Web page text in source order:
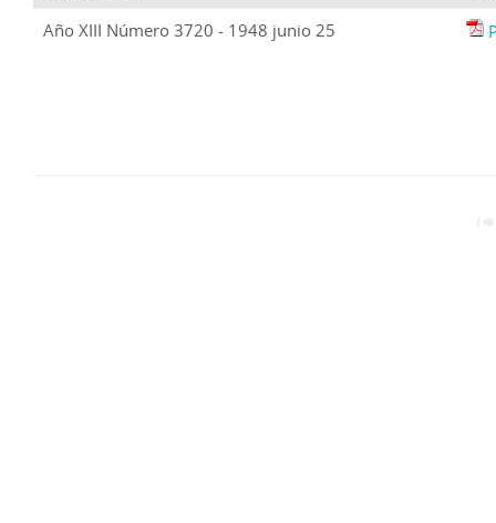
Año XIII Número 3720 - 1948 junio 25